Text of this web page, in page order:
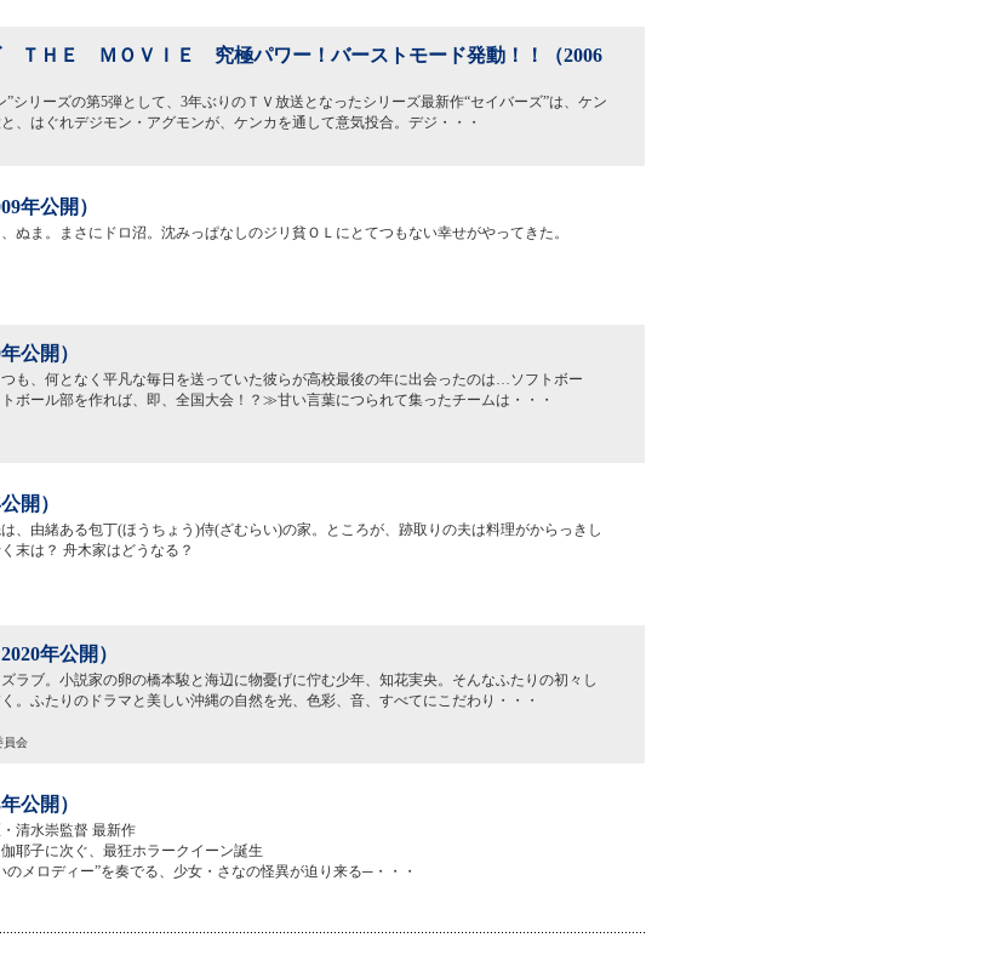
ＴＨＥ ＭＯＶＩＥ 究極パワー！バーストモード発動！！（2006
”シリーズの第5弾として、3年ぶりのＴＶ放送となったシリーズ最新作“セイバーズ”は、ケン
、はぐれデジモン・アグモンが、ケンカを通して意気投合。デジ・・・
年公開）
ぬま。まさにドロ沼。沈みっぱなしのジリ貧ＯＬにとてつもない幸せがやってきた。
公開）
も、何となく平凡な毎日を送っていた彼らが高校最後の年に出会ったのは…ソフトボー
ボール部を作れば、即、全国大会！？≫甘い言葉につられて集ったチームは・・・
開）
、由緒ある包丁(ほうちょう)侍(ざむらい)の家。ところが、跡取りの夫は料理がからっきし
末は？ 舟木家はどうなる？
年公開）
ラブ。小説家の卵の橋本駿と海辺に物憂げに佇む少年、知花実央。そんなふたりの初々し
。ふたりのドラマと美しい沖縄の自然を光、色彩、音、すべてにこだわり・・・
員会
公開）
清水崇監督 最新作
耶子に次ぐ、最狂ホラークイーン誕生
のメロディー”を奏でる、少女・さなの怪異が迫り来る─・・・